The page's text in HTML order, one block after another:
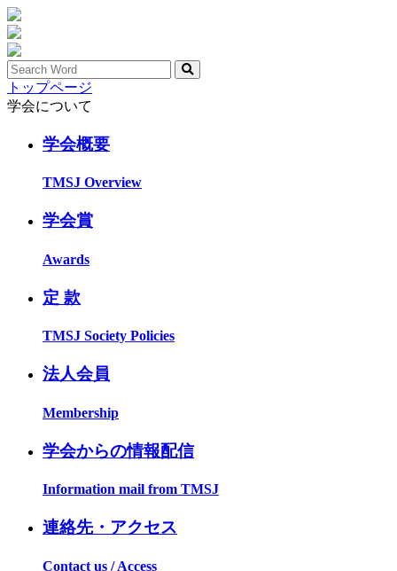
トップページ
学会について
学会概要
TMSJ Overview
学会賞
Awards
定 款
TMSJ Society Policies
法人会員
Membership
学会からの情報配信
Information mail from TMSJ
連絡先・アクセス
Contact us / Access